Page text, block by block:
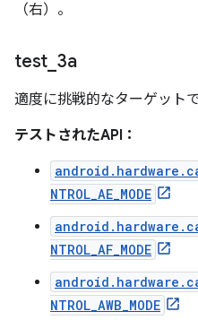
（右）。
test 3a
適度に挑戦的なターゲット
テストされたAPI：
NTROL_AE_MODE
NTROL_AF_MODE
NTROL_AWB_MODE